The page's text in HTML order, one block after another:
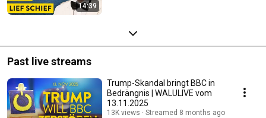
14:39
Past live streams
Trump-Skandal bringt BBC in
Bedrängnis | WALULIVE vom
13.11.2025
13K views Streamed 8 months ago